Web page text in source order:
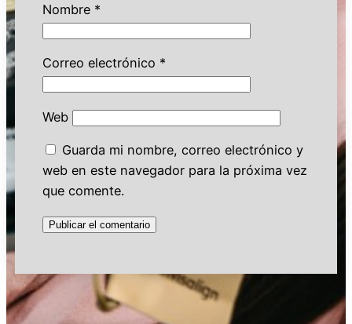
Nombre *
Correo electrónico *
Web
Guarda mi nombre, correo electrónico y
web en este navegador para la próxima vez
que comente.